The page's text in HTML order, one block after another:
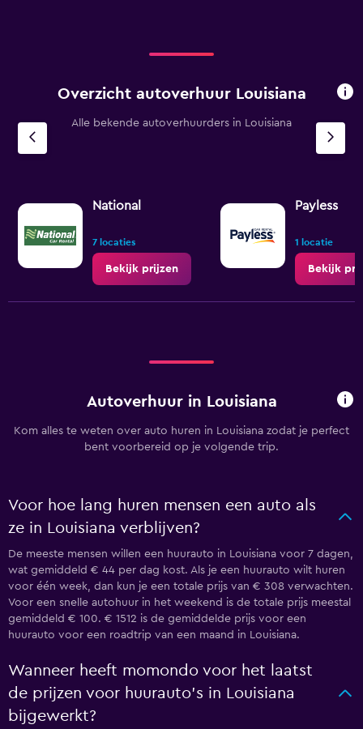
Overzicht autoverhuur Louisiana
Alle bekende autoverhuurders in Louisiana
National
7 locaties
Bekijk prijzen
Payless
1 locatie
Bekijk
Autoverhuur in Louisiana
Kom alles te weten over auto huren in Louisiana zodat je perfect
bent voorbereid op je volgende trip.
Voor hoe lang huren mensen een auto als
ze in Louisiana verblijven?
De meeste mensen willen een huurauto in Louisiana voor 7 dagen,
wat gemiddeld € 44 per dag kost. Als je een huurauto wilt huren
voor één week, dan kun je een totale prijs van € 308 verwachten.
Voor een snelle autohuur in het weekend is de totale prijs meestal
gemiddeld € 100. € 1512 is de gemiddelde prijs voor een
huurauto voor een roadtrip van een maand in Louisiana.
Wanneer heeft momondo voor het laatst
de prijzen voor huurauto's in Louisiana
bijgewerkt?